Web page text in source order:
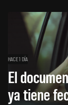
HACE 1 DÍA
El
ya tiene